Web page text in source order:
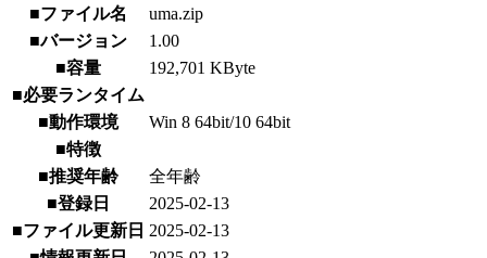
■ファイル名
uma.zip
■バージョン
1.00
■容量
192,701 KByte
■必要ランタイム
■動作環境
Win 8 64bit/10 64bit
■特徴
■推奨年齢
全年齢
■登録日
2025-02-13
■ファイル更新日 2025-02-13